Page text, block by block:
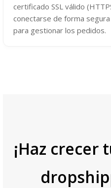
certificado SSL válido
conectarse de forma
para gestionar los pedidos.
¡Haz crecer